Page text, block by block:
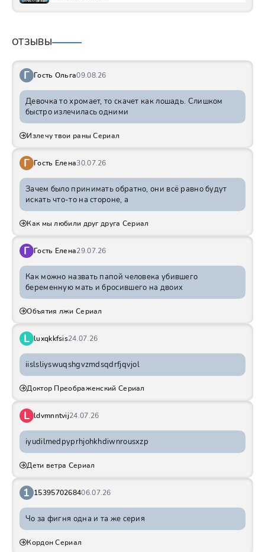
ОТЗЫВЫ
Г Гость Ольга09.08.26
Девочка то хромает, то скачет как лошадь. Слишком
быстро излечилась одними
Излечу твои раны Сериал
Г Гость Елена30.07.26
Зачем было принимать обратно, они всё равно будут
искать что-то на стороне, а
Как мы любили друг друга Сериал
Г Гость Елена29.07.26
Как можно назвать папой человека убившего
беременную мать и бросившего на двоих
Объятия лжи Сериал
L luxqkkfsis24.07.26
iislsliyswuqshgvzmdsqdrfjqvjol
Доктор Преображенский Сериал
L ldvmnntvij24.07.26
iyudilmedpyprhjohkhdiwnrousxzp
Дети ветра Сериал
1 1539570268406.07.26
Чо за фигня одна и та же серия
Кордон Сериал